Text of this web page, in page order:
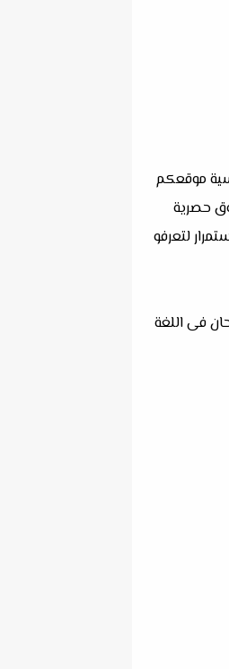
موقعكم
حصرية
لتعرفو
فى اللغة